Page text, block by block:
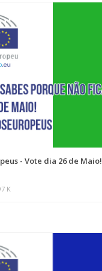
- Vote dia 26 de Maio!
K